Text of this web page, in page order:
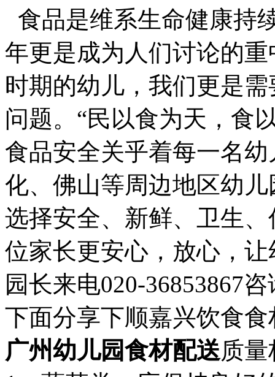
食品是维系生命健康持
年更是成为人们讨论的
时期的幼儿，我们更是
问题。“民以食为天，食
食品安全关乎着每一名
化、佛山等周边地区幼
选择安全、新鲜、卫生
位家长更安心，放心，
园长来电020-36853867咨
下面分享下顺嘉兴饮食
广州幼儿园食材配送质